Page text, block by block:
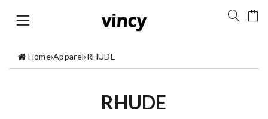
Home›Apparel›RHUDE
RHUDE